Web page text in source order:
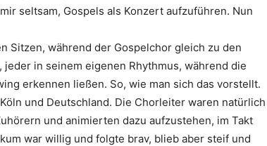
seltsam, Gospels als Konzert aufzuführen. Nun
Sitzen, während der Gospelchor gleich zu den
in seinem eigenen Rhythmus, während die
erkennen ließen. So, wie man sich das vorstellt.
und Deutschland. Die Chorleiter waren natürlich
und animierten dazu aufzustehen, im Takt
war willig und folgte brav, blieb aber steif und